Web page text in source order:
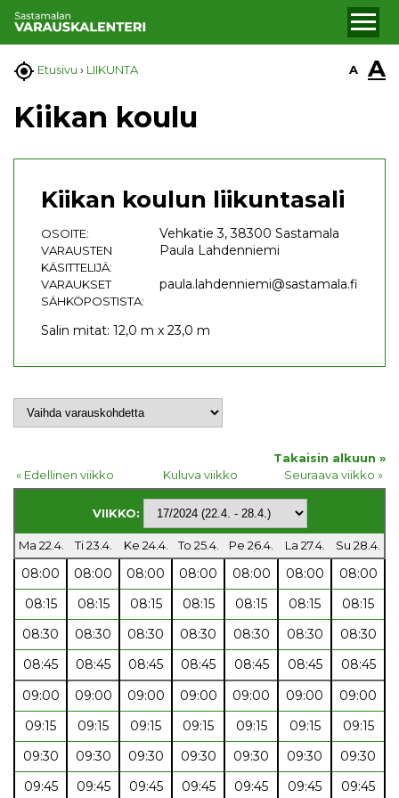
 Etusivu › LIIKUNTA A A
Kiikan koulu
Kiikan koulun liikuntasali
OSOITE: Vehkatie 3, 38300 Sastamala
VARAUSTEN
KÄSITTELIJÄ:
Paula Lahdenniemi
VARAUKSET
SÄHKÖPOSTISTA:
paula.lahdenniemi@sastamala.fi
Salin mitat: 12,0 m x 23,0 m
Takaisin alkuun »
« Edellinen viikko
Kuluva viikko Seuraava viikko »
VIIKKO:
Ma 22.4. Ti 23.4. Ke 24.4. To 25.4. Pe 26.4. La 27.4. Su 28.4.
08:00 08:00 08:00 08:00 08:00 08:00
08:00
08:15
08:15 08:15 08:15 08:15 08:15
08:15
08:30
08:30 08:30 08:30 08:30 08:30
08:30
08:45
08:45 08:45 08:45 08:45 08:45
08:45
09:00
09:00 09:00 09:00 09:00 09:00
09:00
09:15
09:15 09:15 09:15 09:15 09:15
09:15
09:30
09:30 09:30 09:30 09:30 09:30
09:30
09:45
09:45 09:45 09:45 09:45 09:45
09:45